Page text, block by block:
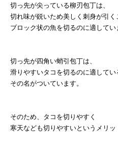
切っ先が尖っている柳刃包丁は、
切れ味が鋭いため美しく刺身が引く
ブロック状の魚を切るのに適してい
切っ先が四角い蛸引包丁は、
滑りやすいタコを切るのに適してい
その名がついています。
そのため、タコを切りやすく
寒天なども切りやすいというメリッ